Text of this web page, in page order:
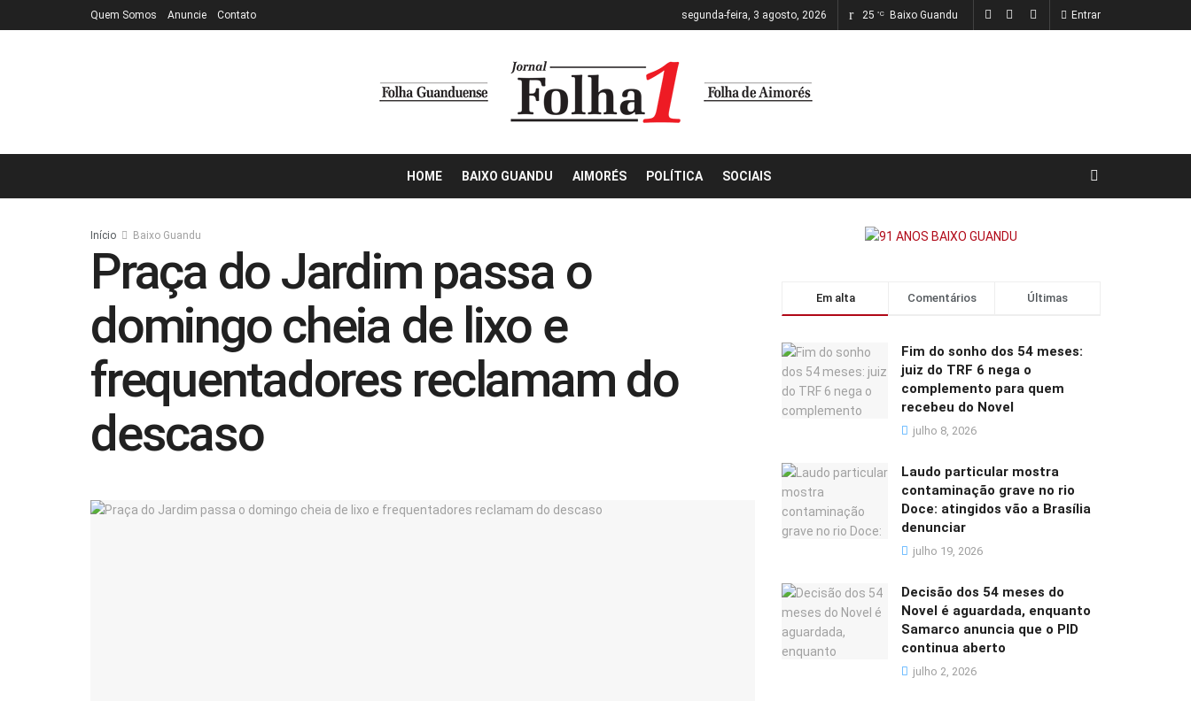
Quem Somos Anuncie Contato segunda-feira, 3 agosto, 2026 25 °C Baixo Guandu Entrar
HOME BAIXO GUANDU AIMORÉS POLÍTICA SOCIAIS
Início Baixo Guandu
Praça do Jardim passa o
domingo cheia de lixo e
frequentadores reclamam do
descaso
Em alta Comentários Últimas
Fim do sonho dos 54 meses:
juiz do TRF 6 nega o
complemento para quem
recebeu do Novel
julho 8, 2026
Laudo particular mostra
contaminação grave no rio
Doce: atingidos vão a Brasília
denunciar
julho 19, 2026
Decisão dos 54 meses do
Novel é aguardada, enquanto
Samarco anuncia que o PID
continua aberto
julho 2, 2026